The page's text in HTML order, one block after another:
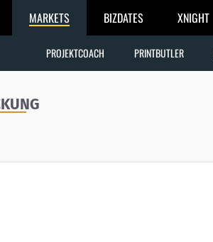
MARKETS BIZDATES XNIGHT
PROJEKTCOACH PRINTBUTLER